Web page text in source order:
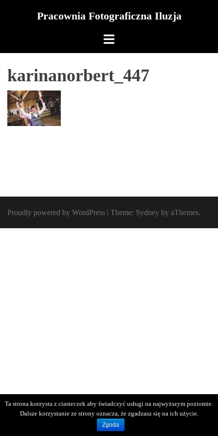
Pracownia Fotograficzna Iluzja
karinanorbert_447
Proudly powered by WordPress | Theme: Sydney by aThemes.
Ta strona korzysta z ciasteczek aby świadczyć usługi na najwyższym poziomie.
Dalsze korzystanie ze strony oznacza, że zgadzasz się na ich użycie.
Zgoda